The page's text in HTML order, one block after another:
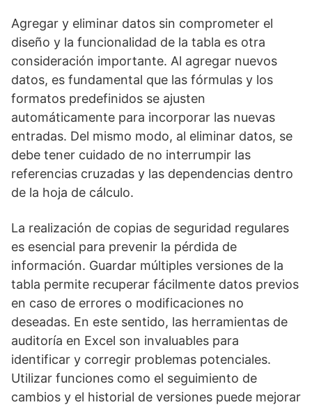
Agregar y eliminar datos sin comprometer el
diseño y la funcionalidad de la tabla es otra
consideración importante. Al agregar nuevos
datos, es fundamental que las fórmulas y los
formatos predefinidos se ajusten
automáticamente para incorporar las nuevas
entradas. Del mismo modo, al eliminar datos, se
debe tener cuidado de no interrumpir las
referencias cruzadas y las dependencias dentro
de la hoja de cálculo.
La realización de copias de seguridad regulares
es esencial para prevenir la pérdida de
información. Guardar múltiples versiones de la
tabla permite recuperar fácilmente datos previos
en caso de errores o modificaciones no
deseadas. En este sentido, las herramientas de
auditoría en Excel son invaluables para
identificar y corregir problemas potenciales.
Utilizar funciones como el seguimiento de
cambios y el historial de versiones puede mejorar